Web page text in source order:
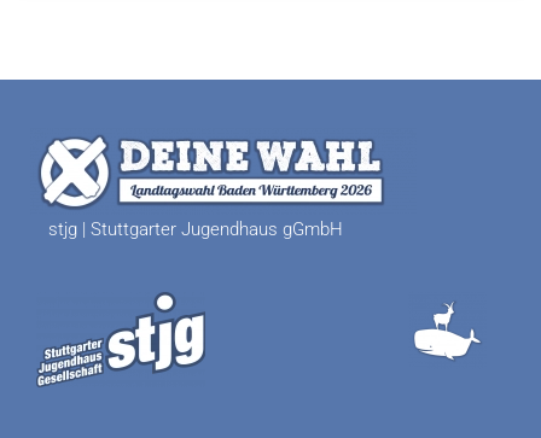
stjg | Stuttgarter Jugendhaus gGmbH